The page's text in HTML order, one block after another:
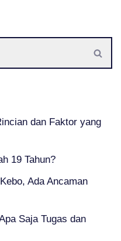
dan Faktor yang
19 Tahun?
Ada Ancaman
Saja Tugas dan